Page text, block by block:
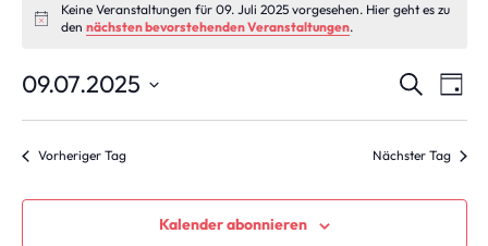
Hinweis
Keine Veranstaltungen für 09. Juli 2025 vorgesehen. Hier geht es zu
dennächsten bevorstehenden Veranstaltungen.
Suche
und
SucheTag
09.07.2025
wählen.
Vorheriger Tag Nächster Tag
Kalender abonnieren